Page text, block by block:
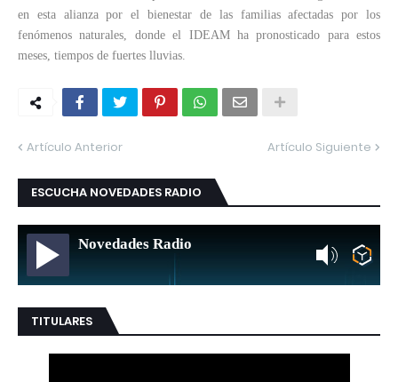
en esta alianza por el bienestar de las familias afectadas por los
fenómenos naturales, donde el IDEAM ha pronosticado para estos
meses, tiempos de fuertes lluvias.
Artículo Anterior Artículo Siguiente
ESCUCHA NOVEDADES RADIO
Novedades Radio
TITULARES